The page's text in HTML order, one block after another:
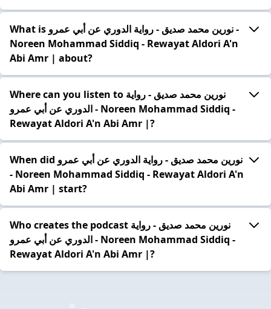
What is نورين محمد صديق - رواية الدوري عن أبي عمرو -
Noreen Mohammad Siddiq - Rewayat Aldori A'n
Abi Amr | about?
Where can you listen to نورين محمد صديق - رواية
الدوري عن أبي عمرو - Noreen Mohammad Siddiq -
Rewayat Aldori A'n Abi Amr |?
When did نورين محمد صديق - رواية الدوري عن أبي عمرو
- Noreen Mohammad Siddiq - Rewayat Aldori A'n
Abi Amr | start?
Who creates the podcast نورين محمد صديق - رواية
الدوري عن أبي عمرو - Noreen Mohammad Siddiq -
Rewayat Aldori A'n Abi Amr |?